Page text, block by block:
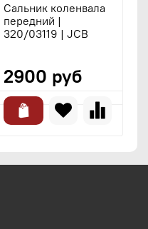
Сальник коленвала
передний |
320/03119 | JCB
2900 руб